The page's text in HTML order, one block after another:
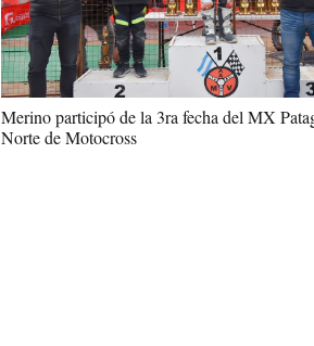
Merino participó de la 3ra fecha del MX
Norte de Motocross